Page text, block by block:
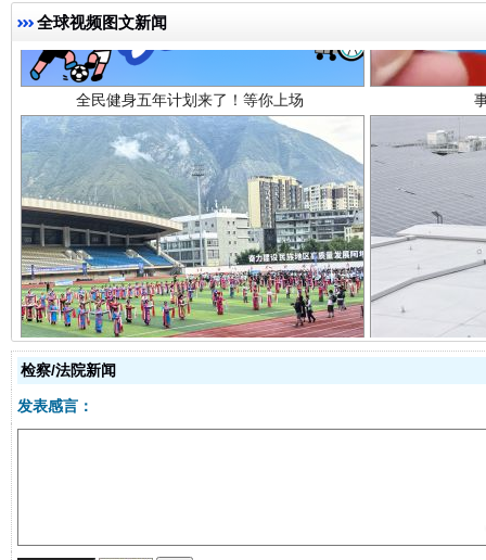
全球视频图文新闻
阿坝州三大球赛在茂县开幕 规模
国家大学科技园优化重塑工作
检察/法院新闻
发表感言：